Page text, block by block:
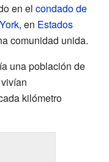
en el condado de
, en Estados
comunidad unida.
una población de
kilómetro